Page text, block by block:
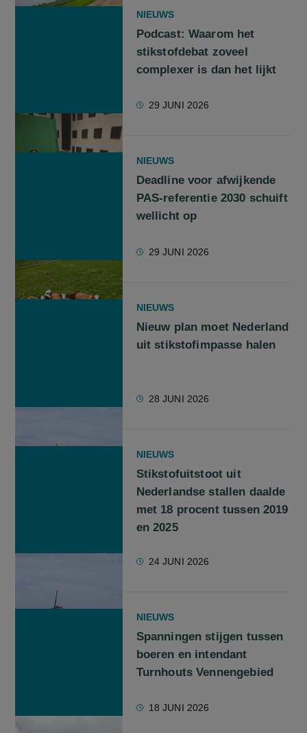
NIEUWS
Podcast: Waarom het
stikstofdebat zoveel
complexer is dan het lijkt
29 JUNI 2026
NIEUWS
Deadline voor afwijkende
PAS-referentie 2030 schuift
wellicht op
29 JUNI 2026
NIEUWS
Nieuw plan moet Nederland
uit stikstofimpasse halen
28 JUNI 2026
NIEUWS
Stikstofuitstoot uit
Nederlandse stallen daalde
met 18 procent tussen 2019
en 2025
24 JUNI 2026
NIEUWS
Spanningen stijgen tussen
boeren en intendant
Turnhouts Vennengebied
18 JUNI 2026